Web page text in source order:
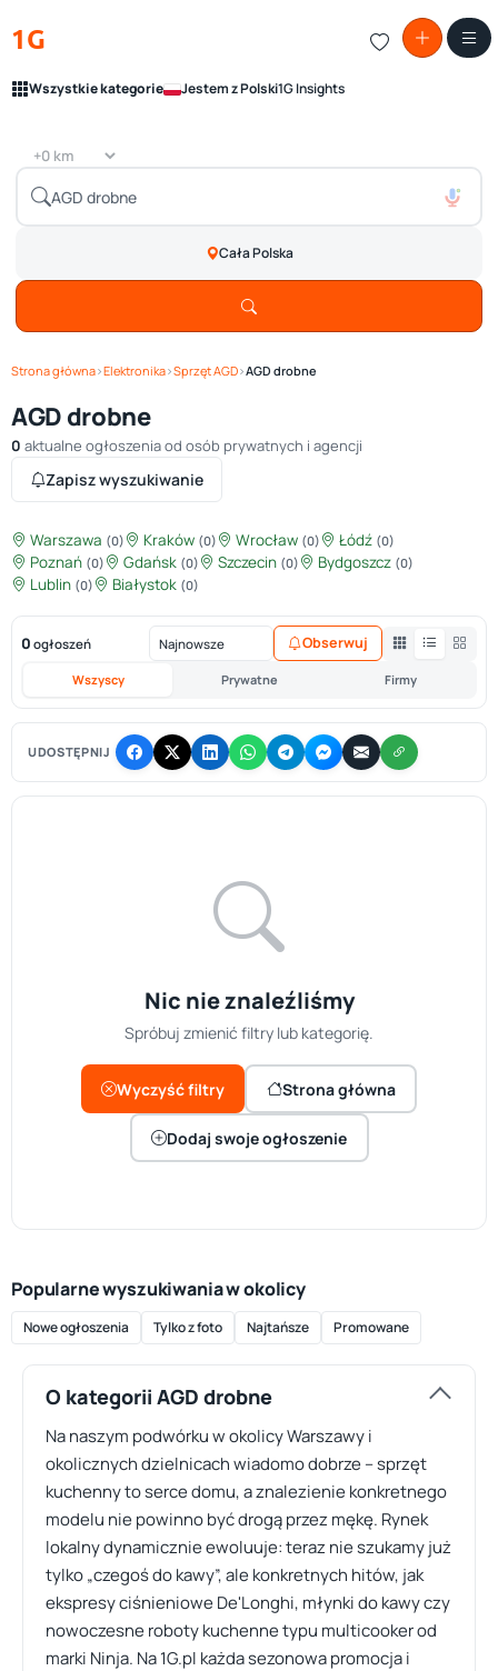
1G
Wszystkie kategorie Jestem z Polski1G Insights
Cała Polska
Strona główna›Elektronika›Sprzęt AGD›AGD drobne
AGD drobne
0 aktualne ogłoszenia od osób prywatnych i agencji
Zapisz wyszukiwanie
Warszawa (0) Kraków (0) Wrocław (0) Łódź (0)
Poznań (0) Gdańsk (0) Szczecin (0) Bydgoszcz (0)
Lublin (0) Białystok (0)
0 ogłoszeń
Wszyscy Prywatne Firmy
Obserwuj
UDOSTĘPNIJ
Nic nie znaleźliśmy
Spróbuj zmienić filtry lub kategorię.
Wyczyść filtry Strona główna
Dodaj swoje ogłoszenie
Popularne wyszukiwania w okolicy
Nowe ogłoszenia Tylko z foto Najtańsze Promowane
O kategorii AGD drobne
Na naszym podwórku w okolicy Warszawy i
okolicznych dzielnicach wiadomo dobrze – sprzęt
kuchenny to serce domu, a znalezienie konkretnego
modelu nie powinno być drogą przez mękę. Rynek
lokalny dynamicznie ewoluuje: teraz nie szukamy już
tylko „czegoś do kawy”, ale konkretnych hitów, jak
ekspresy ciśnieniowe De'Longhi, młynki do kawy czy
nowoczesne roboty kuchenne typu multicooker od
marki Ninja. Na 1G.pl każda sezonowa promocja i